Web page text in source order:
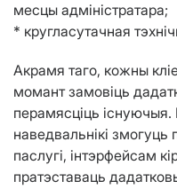
месцы адміністратара;
* кругласутачная
Акрамя таго, кожны
момант замовіць
перамясціць існуючыя.
наведвальнікі
паслугі, інтэрфейсам
пратэставаць